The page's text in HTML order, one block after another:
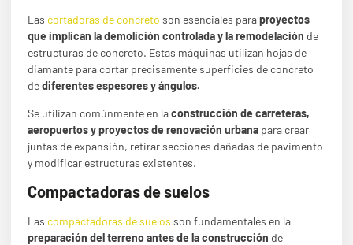
Las cortadoras de concreto son esenciales paraproyectos
que implican la demolición controladay la remodelación de
estructuras de concreto. Estas máquinas utilizan hojas de
diamante para cortar precisamente superficies de concreto
dediferentes espesores y ángulos.
Se utilizan comúnmente en laconstrucción de carreteras,
aeropuertosy proyectos de renovación urbana para crear
juntas de expansión, retirar secciones dañadas de pavimento
y modificar estructuras existentes.
Compactadoras de suelos
Las compactadoras de suelos son fundamentales en la
preparación del terrenoantes de la construcción de